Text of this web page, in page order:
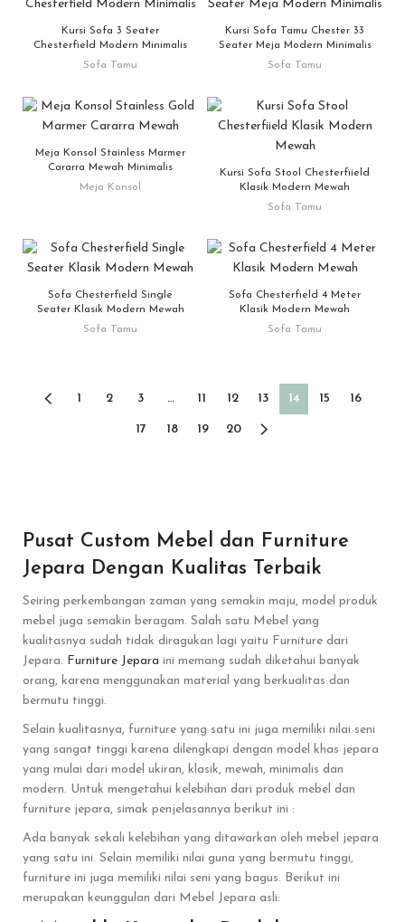
Kursi Sofa 3 Seater
Chesterfield Modern Minimalis
Sofa Tamu
Kursi Sofa Tamu Chester 33
Seater Meja Modern Minimalis
Sofa Tamu
Meja Konsol Stainless Marmer
Cararra Mewah Minimalis
Meja Konsol
Kursi Sofa Stool Chesterfiield
Klasik Modern Mewah
Sofa Tamu
Sofa Chesterfield Single
Seater Klasik Modern Mewah
Sofa Tamu
Sofa Chesterfield 4 Meter
Klasik Modern Mewah
Sofa Tamu
1 2 3 … 11 12 13 14 15 16
17 18 19 20
Pusat Custom Mebel dan Furniture
Jepara Dengan Kualitas Terbaik
Seiring perkembangan zaman yang semakin maju, model produk
mebel juga semakin beragam. Salah satu Mebel yang
kualitasnya sudah tidak diragukan lagi yaitu Furniture dari
Jepara. Furniture Jepara ini memang sudah diketahui banyak
orang, karena menggunakan material yang berkualitas dan
bermutu tinggi.
Selain kualitasnya, furniture yang satu ini juga memiliki nilai seni
yang sangat tinggi karena dilengkapi dengan model khas jepara
yang mulai dari model ukiran, klasik, mewah, minimalis dan
modern. Untuk mengetahui kelebihan dari produk mebel dan
furniture jepara, simak penjelasannya berikut ini :
Ada banyak sekali kelebihan yang ditawarkan oleh mebel jepara
yang satu ini. Selain memiliki nilai guna yang bermutu tinggi,
furniture ini juga memiliki nilai seni yang bagus. Berikut ini
merupakan keunggulan dari Mebel Jepara asli: